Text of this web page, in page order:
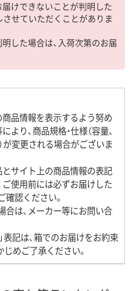
届けできないことが判明した
させていただくことがありま
した場合は、入荷次第のお届
品情報を表示するよう努め
り、商品規格・仕様（容量、
が変更される場合がございま
とサイト上の商品情報の表記
使用前には必ずお届けした
認ください。
合は、メーカー等にお問い合
表記は、箱でのお届けをお約束
めご了承ください。